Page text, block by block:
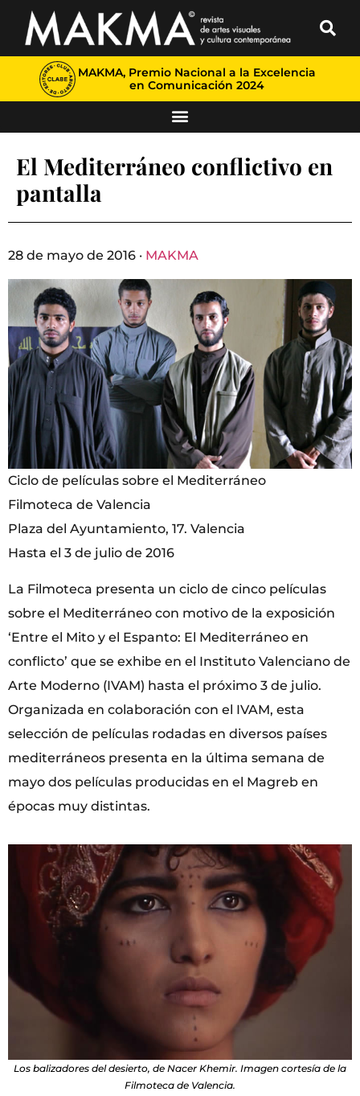
MAKMA, Premio Nacional a la Excelencia
en Comunicación 2024
El Mediterráneo conflictivo en
pantalla
28 de mayo de 2016 · MAKMA
Ciclo de películas sobre el Mediterráneo
Filmoteca de Valencia
Plaza del Ayuntamiento, 17. Valencia
Hasta el 3 de julio de 2016
La Filmoteca presenta un ciclo de cinco películas
sobre el Mediterráneo con motivo de la exposición
‘Entre el Mito y el Espanto: El Mediterráneo en
conflicto’ que se exhibe en el Instituto Valenciano de
Arte Moderno (IVAM) hasta el próximo 3 de julio.
Organizada en colaboración con el IVAM, esta
selección de películas rodadas en diversos países
mediterráneos presenta en la última semana de
mayo dos películas producidas en el Magreb en
épocas muy distintas.
Los balizadores del desierto, de Nacer Khemir. Imagen cortesía de la
Filmoteca de Valencia.